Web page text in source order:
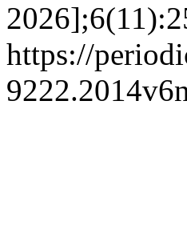
https://